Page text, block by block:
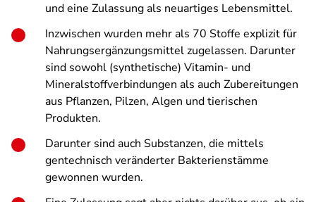
und eine Zulassung als neuartiges Lebensmittel.
Inzwischen wurden mehr als 70 Stoffe explizit für
Nahrungsergänzungsmittel zugelassen. Darunter
sind sowohl (synthetische) Vitamin- und
Mineralstoffverbindungen als auch Zubereitungen
aus Pflanzen, Pilzen, Algen und tierischen
Produkten.
Darunter sind auch Substanzen, die mittels
gentechnisch veränderter Bakterienstämme
gewonnen wurden.